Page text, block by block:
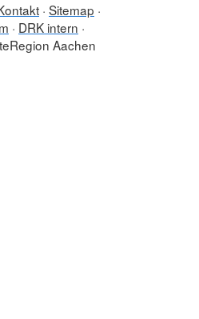
Sitemap
DRK intern
Aachen